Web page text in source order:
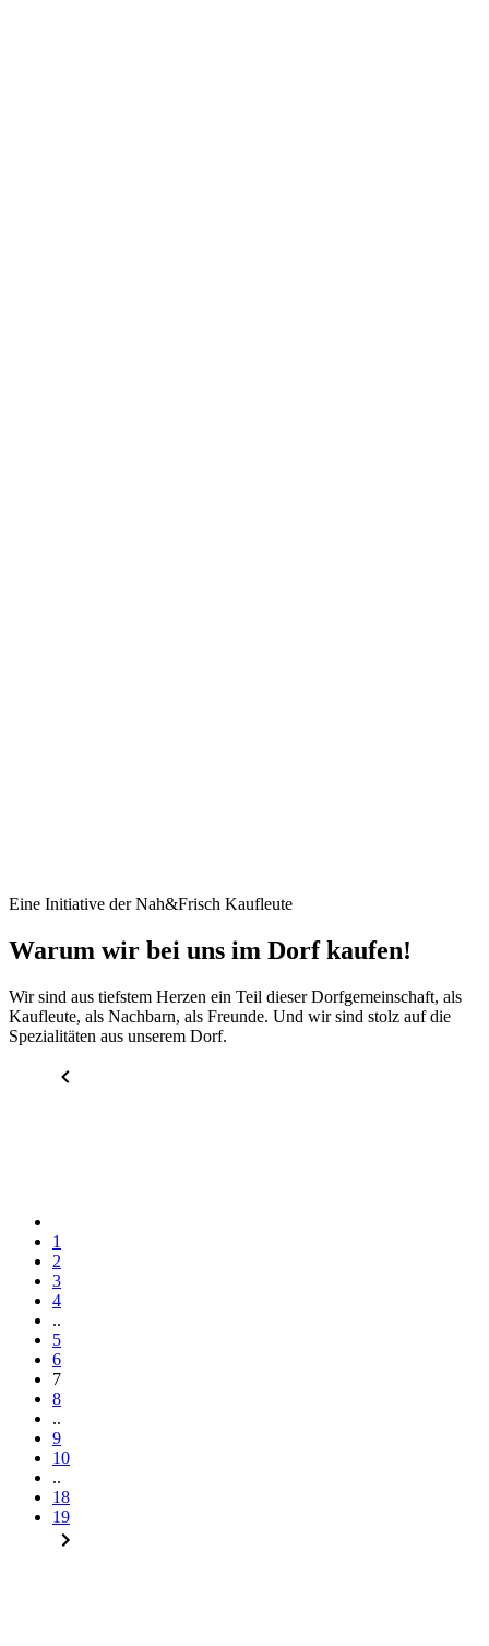
Eine Initiative der Nah&Frisch Kaufleute
Warum wir bei uns im Dorf kaufen!
Wir sind aus tiefstem Herzen ein Teil dieser Dorfgemeinschaft, als
Kaufleute, als Nachbarn, als Freunde. Und wir sind stolz auf die
Spezialitäten aus unserem Dorf.
1
2
3
4
..
5
6
7
8
..
9
10
..
18
19